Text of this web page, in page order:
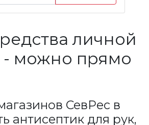
личной
- можно прямо
СевРес в
антисептик для рук,